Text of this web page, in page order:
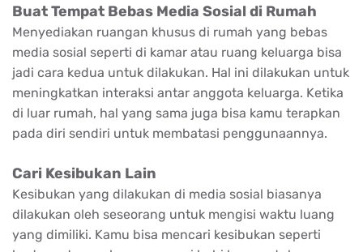
Buat Tempat Bebas Media Sosial di Rumah
Menyediakan ruangan khusus di rumah yang bebas
media sosial seperti di kamar atau ruang keluarga bisa
jadi cara kedua untuk dilakukan. Hal ini dilakukan untuk
meningkatkan interaksi antar anggota keluarga. Ketika
di luar rumah, hal yang sama juga bisa kamu terapkan
pada diri sendiri untuk membatasi penggunaannya.
Cari Kesibukan Lain
Kesibukan yang dilakukan di media sosial biasanya
dilakukan oleh seseorang untuk mengisi waktu luang
yang dimiliki. Kamu bisa mencari kesibukan seperti